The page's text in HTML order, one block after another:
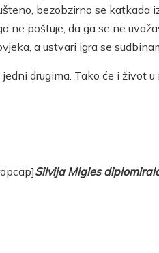
bezobzirno se katkada
poštuje, da ga se ne
a ustvari igra se
drugima. Tako će i život
Silvija Migles